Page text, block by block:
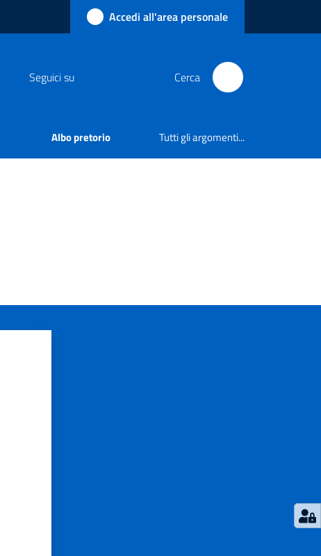
Accedi all'area personale
Seguici su Cerca
Albo pretorio Tutti gli argomenti...